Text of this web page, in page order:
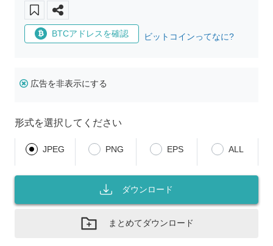
BTCアドレスを確認 ビットコインってなに?
広告を非表示にする
形式を選択してください
JPEG PNG EPS ALL
ダウンロード
まとめてダウンロード